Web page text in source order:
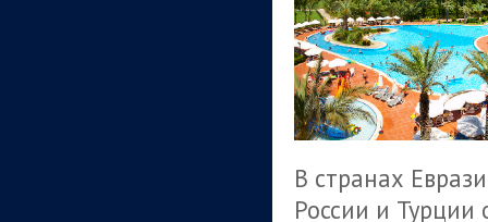
В странах
России и Турции